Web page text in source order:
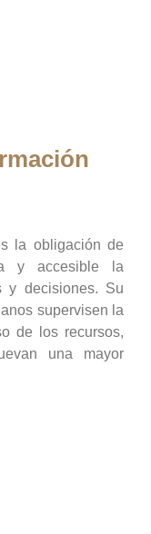
la obligación de
y accesible la
y decisiones. Su
supervisen la
de los recursos,
una mayor